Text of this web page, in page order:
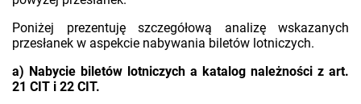
Poniżej prezentuję szczegółową analizę wskazanych
przesłanek w aspekcie nabywania biletów lotniczych.
a) Nabycie biletów lotniczych a katalog należności z art.
21 CIT i 22 CIT.